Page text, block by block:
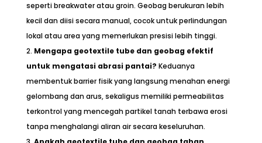
seperti breakwater atau groin. Geobag berukuran lebih
kecil dan diisi secara manual, cocok untuk perlindungan
lokal atau area yang memerlukan presisi lebih tinggi.
Mengapa geotextile tube dan geobag efektif
untuk mengatasi abrasi pantai? Keduanya
membentuk barrier fisik yang langsung menahan energi
gelombang dan arus, sekaligus memiliki permeabilitas
terkontrol yang mencegah partikel tanah terbawa erosi
tanpa menghalangi aliran air secara keseluruhan.